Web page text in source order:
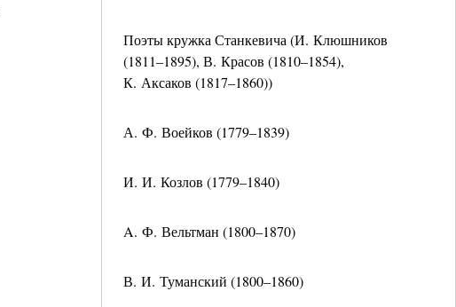
Поэты кружка Станкевича (И. Клюшников
(1811–1895), В. Красов (1810–1854),
К. Аксаков (1817–1860))
А. Ф. Воейков (1779–1839)
И. И. Козлов (1779–1840)
A. Ф. Вельтман (1800–1870)
В. И. Туманский (1800–1860)